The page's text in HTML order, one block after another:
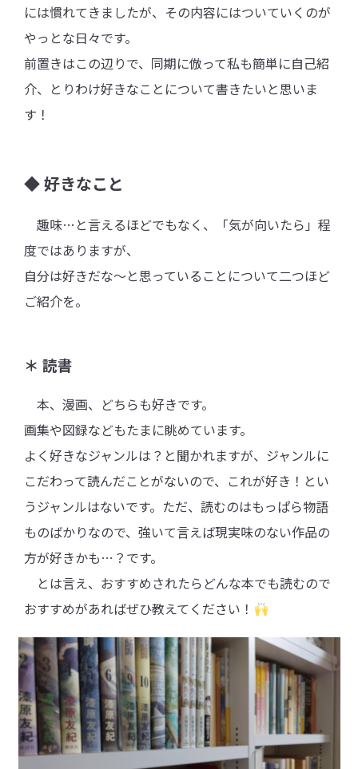
には慣れてきましたが、その内容にはついていくのが
やっとな日々です。
前置きはこの辺りで、同期に倣って私も簡単に自己紹
介、とりわけ好きなことについて書きたいと思いま
す！
◆好きなこと
趣味…と言えるほどでもなく、「気が向いたら」程
度ではありますが、
自分は好きだな～と思っていることについて二つほど
ご紹介を。
＊ 読書
本、漫画、どちらも好きです。
画集や図録などもたまに眺めています。
よく好きなジャンルは？と聞かれますが、ジャンルに
こだわって読んだことがないので、これが好き！とい
うジャンルはないです。ただ、読むのはもっぱら物語
ものばかりなので、強いて言えば現実味のない作品の
方が好きかも…？です。
とは言え、おすすめされたらどんな本でも読むので
おすすめがあればぜひ教えてください！